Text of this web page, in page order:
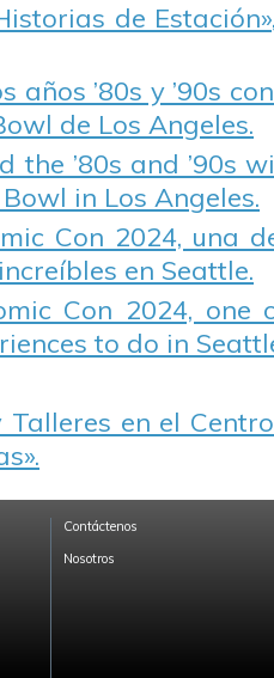
de
años ’80s y ’90s
de Los Angeles.
the ’80s and ’90s
in Los Angeles.
Con 2024, una
en Seattle.
Con 2024,
to do in
Talleres en el
Contáctenos
Nosotros